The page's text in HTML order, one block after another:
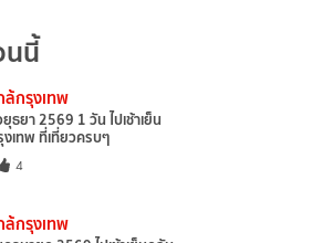
นี้
ล้กรุงเทพ
ธยา 2569 1 วัน ไปเช้าเย็น
เทพ ที่เที่ยวครบๆ
4
ล้กรุงเทพ